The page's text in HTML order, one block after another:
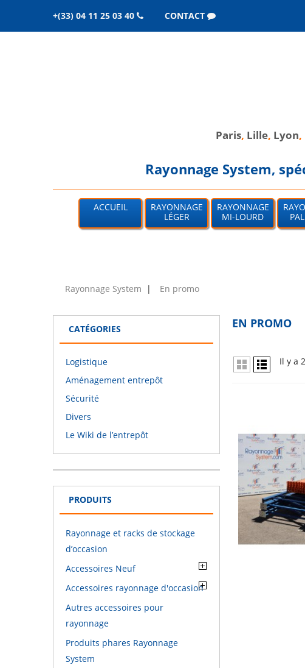
+(33) 04 11 25 03 40 CONTACT
Paris, Lille, Lyon,
Rayonnage System,
ACCUEIL
RAYONNAGE
LÉGER
RAYONNAGE
MI-LOURD
Rayonnage System En promo
CATÉGORIES
Logistique
Aménagement entrepôt
Sécurité
Divers
Le Wiki de l’entrepôt
PRODUITS
Rayonnage et racks de stockage
d’occasion
Accessoires Neuf
Accessoires rayonnage d'occasion
Autres accessoires pour
rayonnage
Produits phares Rayonnage
System
EN PROMO
Il y a